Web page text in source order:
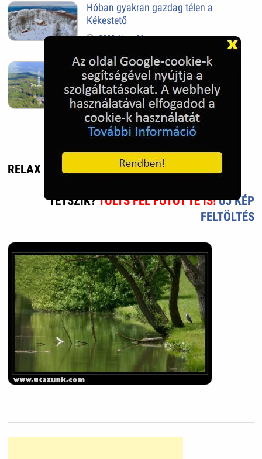
Hóban gyakran gazdag télen a
Kékestető
2022. Nov. 01.
Kékestető település
2022. Nov. 01.
RELAX - UTAZÁS, ÉLMÉNY
TETSZIK?TÖLTS FEL FOTÓT TE IS!ÚJ KÉP
FELTÖLTÉS